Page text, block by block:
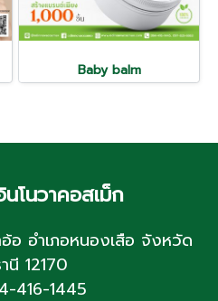
Baby balm
โนวาคอสเม็ก
อ อำเภอหนองเสือ จังหวัด
นี 12170
416-1445